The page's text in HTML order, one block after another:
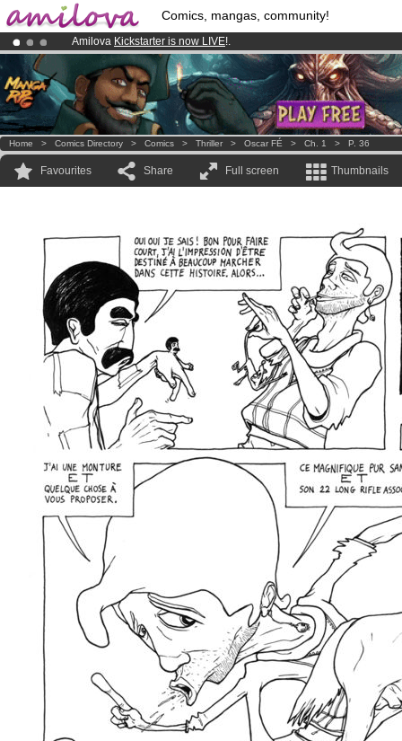
Comics, mangas, community!
Amilova Kickstarter is now LIVE!.
Already 100000membersand 1000comics & mangas!.
Premium membership from3.95 euros per month !Get membership
Home > Comics Directory > Comics > Thriller > Oscar FÉ > Ch. 1 > P. 36
Favourites Share Full screen Thumbnails